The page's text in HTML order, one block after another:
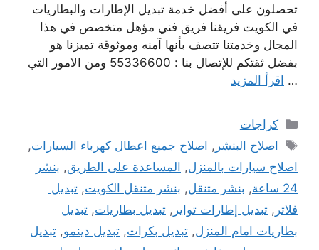
تحصلون على أفضل خدمة تبديل الإطارات والبطاريات
في الكويت فريقنا فريق فني مؤهل متخصص في هذا
المجال وخدمتنا تتصف بأنها آمنه وموثوقة تميزنا هو
بفضل ثقتكم للإتصال بنا : 55336600 ومن الامور التي
… اقرأ المزيد
التصنيفات
كراجات
الوسوم
اصلاح البنشر , اصلاح جميع اعطال كهرباء السيارات,
اصلاح سيارات بالمنزل, المساعدة على الطريق, بنشر
24 ساعة
, بنشر متنقل, بنشر متنقل الكويت, تبديل
فلاتر , تبديل إطارات تواير , تبديل بطاريات, تبديل
بطاريات امام المنزل, تبديل بكرات, تبديل دينمو, تبديل